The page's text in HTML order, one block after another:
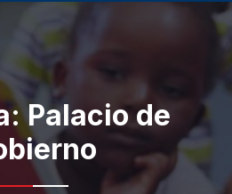
Palacio de